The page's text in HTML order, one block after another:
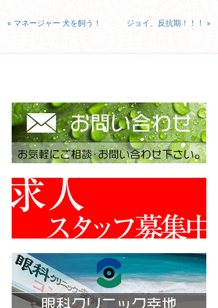
« マネージャー 犬を飼う！ ジョイ、反抗期！！！ »